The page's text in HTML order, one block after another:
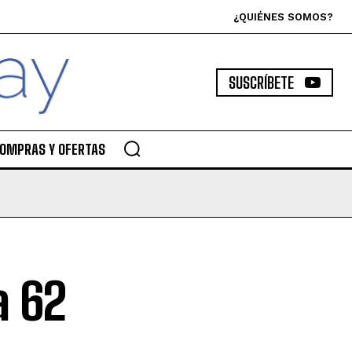
¿QUIÉNES SOMOS?
SUSCRÍBETE
Y OFERTAS
62